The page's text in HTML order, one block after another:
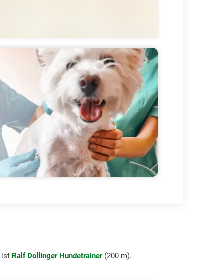
ist Ralf Dollinger Hundetrainer(200 m).